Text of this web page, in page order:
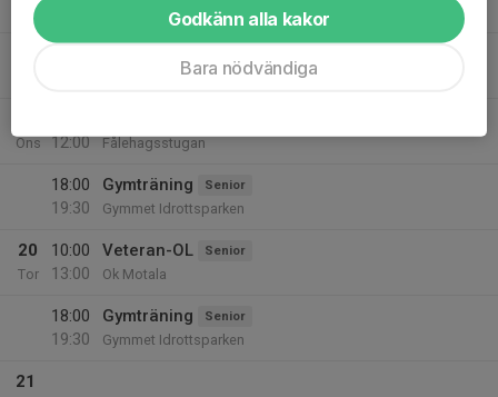
Gymmet Idrottsparken
Ons
12:00
Fålehagsstugan
18:00
19:30
Gymträning Senior
Gymmet Idrottsparken
20
Tor
10:00
13:00
Veteran-OL Senior
Ok Motala
18:00
19:30
Gymträning Senior
Gymmet Idrottsparken
21
Godkänn alla kakor
Bara nödvändiga